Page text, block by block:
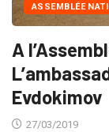
ASSEMBLÉE
A
Evdokimov
27/03/2019